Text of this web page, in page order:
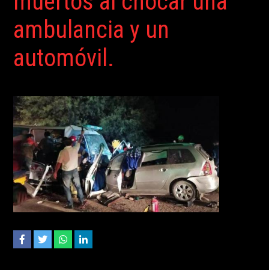
ambulancia y un
automóvil.